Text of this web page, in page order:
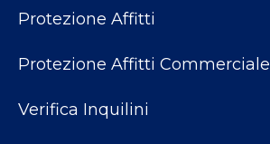
Protezione Affitti
Protezione Affitti Commerciale
Verifica Inquilini